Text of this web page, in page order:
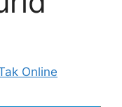
Online